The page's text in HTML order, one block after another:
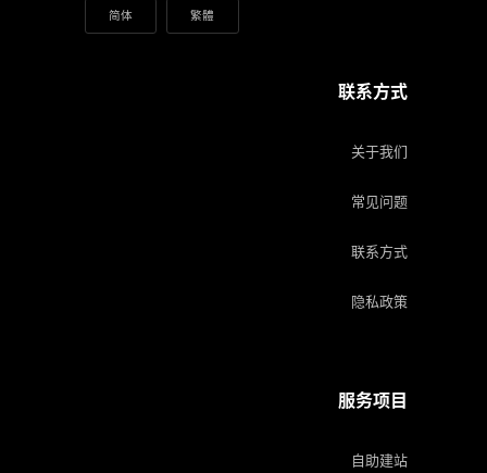
简体 繁體
联系方式
关于我们
常见问题
联系方式
隐私政策
服务项目
自助建站